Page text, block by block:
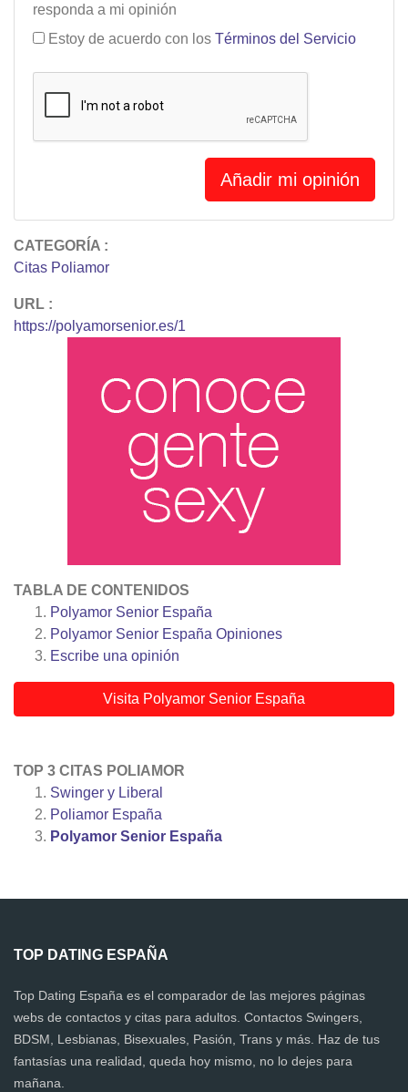
CATEGORÍA :
Citas Poliamor
URL :
https://polyamorsenior.es/1
TABLA DE CONTENIDOS
Polyamor Senior España
Polyamor Senior España Opiniones
Escribe una opinión
Visita Polyamor Senior España
TOP 3 CITAS POLIAMOR
Swinger y Liberal
Poliamor España
Polyamor Senior España
responda a mi opinión
Estoy de acuerdo con los Términos del Servicio
Añadir mi opinión
TOP DATING ESPAÑA
Top Dating España es el comparador de las mejores páginas
webs de contactos y citas para adultos. Contactos Swingers,
BDSM, Lesbianas, Bisexuales, Pasión, Trans y más. Haz de tus
fantasías una realidad, queda hoy mismo, no lo dejes para
mañana.